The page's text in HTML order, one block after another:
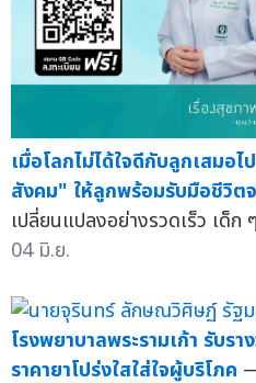
เมื่อโลกไม่ได้ใจดีกับลูกเสม
สังคม" ให้ลูกพร้อมรับมือชีวิต
เปลี่ยนแปลงอย่างรวดเร็ว เด็ก
04 มิ.ย.
โรงพยาบาลพระรามเก้า รับร
ราคายาโปร่งใสใส่ใจผู้บริโภค